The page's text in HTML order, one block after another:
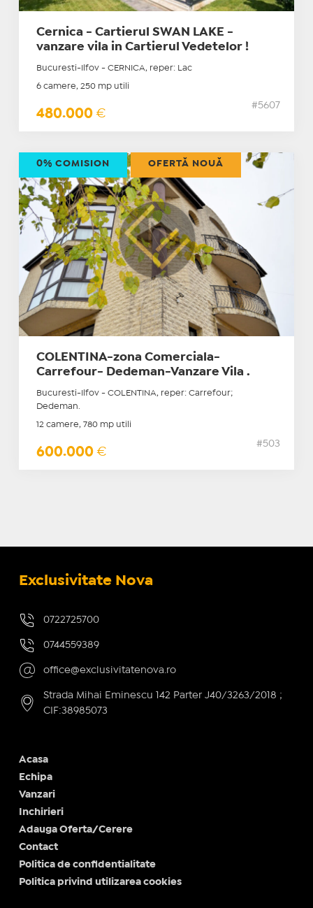
Cernica - Cartierul SWAN LAKE -
vanzare vila in Cartierul Vedetelor !
Bucuresti-Ilfov - CERNICA, reper: Lac
6 camere, 250 mp utili
480.000 €
#5607
COLENTINA-zona Comerciala-
Carrefour- Dedeman-Vanzare Vila .
Bucuresti-Ilfov - COLENTINA, reper: Carrefour;
Dedeman.
12 camere, 780 mp utili
600.000 €
#503
0% COMISION OFERTĂ NOUĂ
Exclusivitate Nova
0722725700
0744559389
office@exclusivitatenova.ro
Strada Mihai Eminescu 142 Parter J40/3263/2018 ;
CIF:38985073
Acasa
Echipa
Vanzari
Inchirieri
Adauga Oferta/Cerere
Contact
Politica de confidentialitate
Politica privind utilizarea cookies